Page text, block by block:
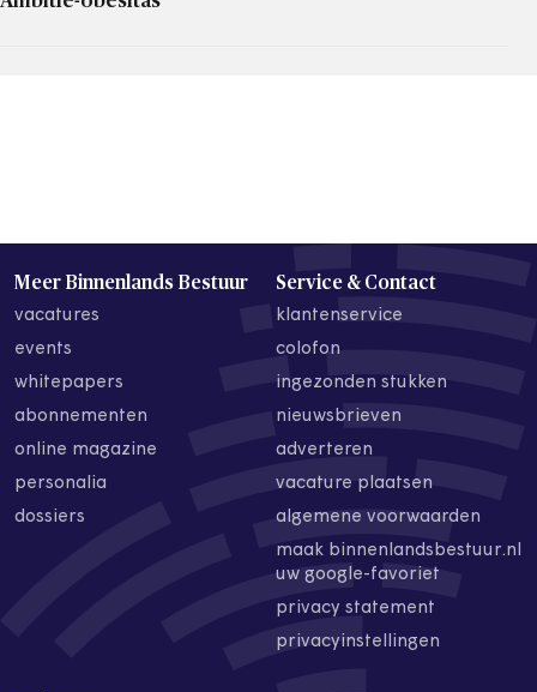
Meer Binnenlands Bestuur
vacatures
events
whitepapers
abonnementen
online magazine
personalia
dossiers
Service & Contact
klantenservice
colofon
ingezonden stukken
nieuwsbrieven
adverteren
vacature plaatsen
algemene voorwaarden
maak binnenlandsbestuur.nl
uw google-favoriet
privacy statement
privacyinstellingen